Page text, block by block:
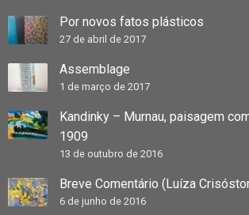
Por novos fatos plásticos
27 de abril de 2017
Assemblage
1 de março de 2017
Kandinky – Murnau, paisagem
1909
13 de outubro de 2016
Breve Comentário (Luíza
6 de junho de 2016